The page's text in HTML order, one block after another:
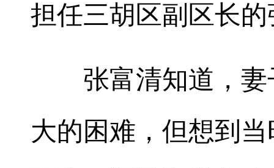
担任三胡区副区长
张富清知道，妻
大的困难，但想到